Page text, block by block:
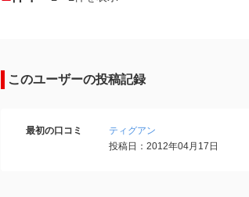
このユーザーの投稿記録
最初の口コミ
ティグアン
投稿日：2012年04月17日